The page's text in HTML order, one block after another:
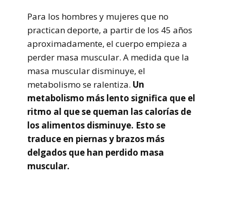
Para los hombres y mujeres que no
practican deporte, a partir de los 45 años
aproximadamente, el cuerpo empieza a
perder masa muscular. A medida que la
masa muscular disminuye, el
metabolismo se ralentiza. Un
metabolismo más lento significa que el
ritmo al que se queman las calorías de
los alimentos disminuye. Esto se
traduce en piernas y brazos más
delgados que han perdido masa
muscular.